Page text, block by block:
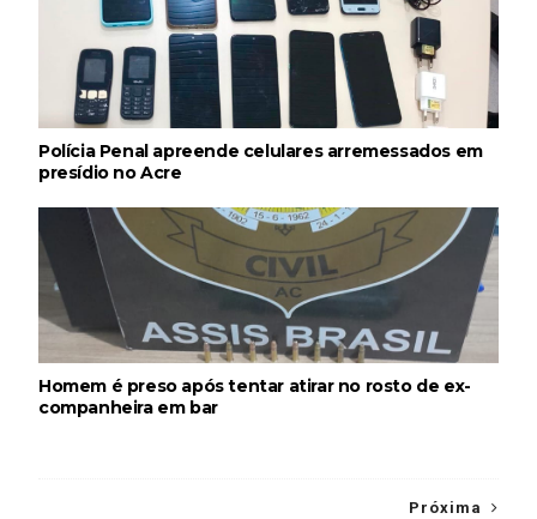
Polícia Penal apreende celulares arremessados em
presídio no Acre
Homem é preso após tentar atirar no rosto de ex-
companheira em bar
Próxima